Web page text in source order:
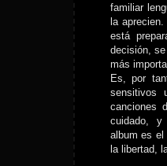
familiar
la
está
decisión,
más
Es, por
sensitivos
canciones
cuidado, y
album es
la libertad,